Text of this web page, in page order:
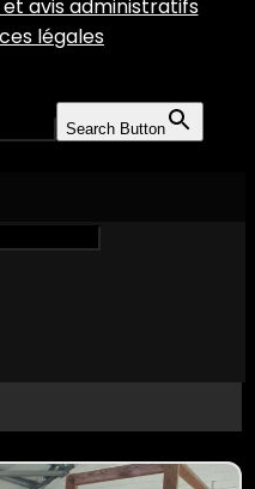
avis administratifs
légales
Search Button